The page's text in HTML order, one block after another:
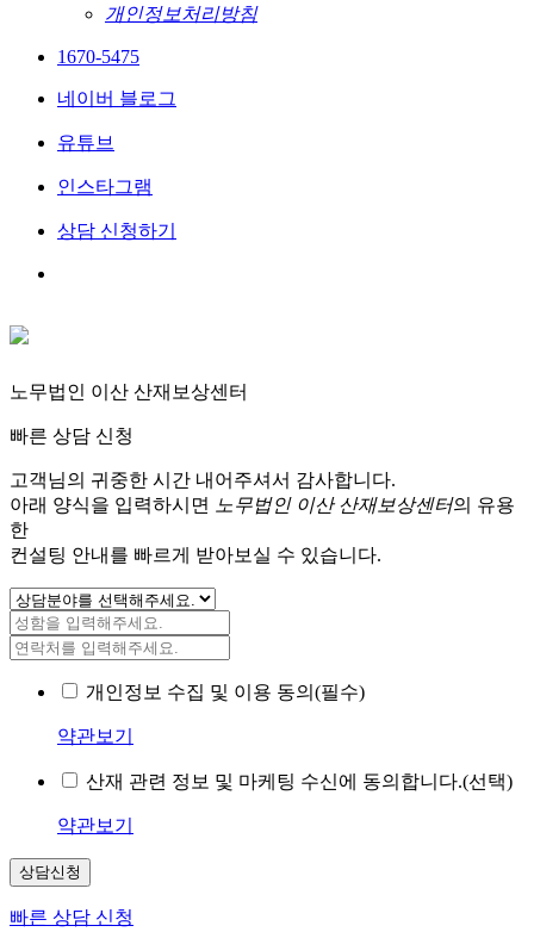
개인정보처리방침
1670-5475
네이버 블로그
유튜브
인스타그램
상담 신청하기
노무법인 이산 산재보상센터
빠른 상담 신청
고객님의 귀중한 시간 내어주셔서 감사합니다.
아래 양식을 입력하시면
노무법인 이산 산재보상센터의 유용
한
컨설팅 안내를 빠르게 받아보실 수 있습니다.
개인정보 수집 및 이용 동의(필수)
약관보기
산재 관련 정보 및 마케팅 수신에 동의합니다.(선택)
약관보기
상담신청
빠른 상담 신청